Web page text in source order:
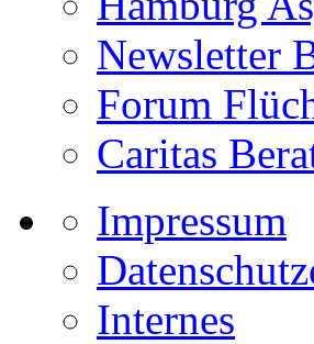
Newsletter
Forum
Caritas
Impressum
Internes